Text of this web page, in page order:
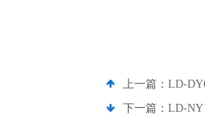
上一篇： LD-
下一篇： LD-